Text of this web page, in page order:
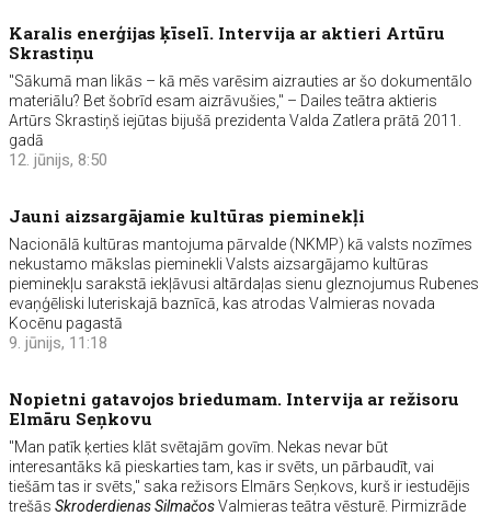
Karalis enerģijas ķīselī. Intervija ar aktieri Artūru
Skrastiņu
"Sākumā man likās – kā mēs varēsim aizrauties ar šo dokumentālo
materiālu? Bet šobrīd esam aizrāvušies," – Dailes teātra aktieris
Artūrs Skrastiņš iejūtas bijušā prezidenta Valda Zatlera prātā 2011.
gadā
12. jūnijs, 8:50
Jauni aizsargājamie kultūras pieminekļi
Nacionālā kultūras mantojuma pārvalde (NKMP) kā valsts nozīmes
nekustamo mākslas pieminekli Valsts aizsargājamo kultūras
pieminekļu sarakstā iekļāvusi altārdaļas sienu gleznojumus Rubenes
evaņģēliski luteriskajā baznīcā, kas atrodas Valmieras novada
Kocēnu pagastā
9. jūnijs, 11:18
Nopietni gatavojos briedumam. Intervija ar režisoru
Elmāru Seņkovu
"Man patīk ķerties klāt svētajām govīm. Nekas nevar būt
interesantāks kā pieskarties tam, kas ir svēts, un pārbaudīt, vai
tiešām tas ir svēts," saka režisors Elmārs Seņkovs, kurš ir iestudējis
trešāsSkroderdienas SilmačosValmieras teātra vēsturē. Pirmizrāde